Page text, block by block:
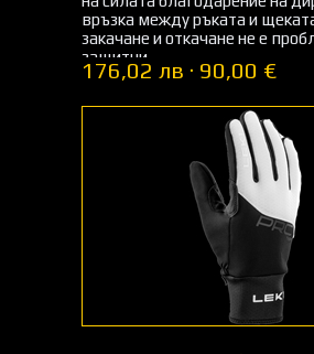
връзка между ръката и
закачане и откачане не е
защитни...
176,02 лв · 90,00 €